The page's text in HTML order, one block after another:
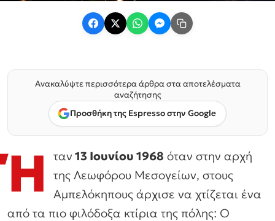
Ανακαλύψτε περισσότερα άρθρα στα αποτελέσματα
αναζήτησης
Προσθήκη της Espresso στην Google
Ή ταν 13 Ιουνίου 1968 όταν στην αρχή
της Λεωφόρου Μεσογείων, στους
Αμπελόκηπους άρχισε να χτίζεται ένα
από τα πιο φιλόδοξα κτίρια της πόλης: Ο